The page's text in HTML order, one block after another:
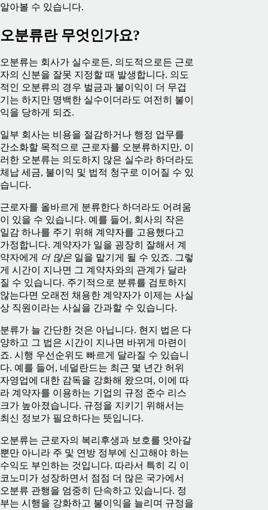
알아볼 수 있습니다.
오분류란 무엇인가요?
오분류는 회사가 실수로든, 의도적으로든 근로
자의 신분을 잘못 지정할 때 발생합니다. 의도
적인 오분류의 경우 벌금과 불이익이 더 무겁
기는 하지만 명백한 실수이더라도 여전히 불이
익을 당하게 되죠.
일부 회사는 비용을 절감하거나 행정 업무를
간소화할 목적으로 근로자를 오분류하지만, 이
러한 오분류는 의도하지 않은 실수라 하더라도
체납 세금, 불이익 및 법적 청구로 이어질 수 있
습니다.
근로자를 올바르게 분류한다 하더라도 어려움
이 있을 수 있습니다. 예를 들어, 회사의 작은
일감 하나를 주기 위해 계약자를 고용했다고
가정합니다. 계약자가 일을 굉장히 잘해서 계
약자에게
더 많은 일을 맡기게 될 수 있죠. 그렇
게 시간이 지나면 그 계약자와의 관계가 달라
질 수 있습니다. 주기적으로 분류를 검토하지
않는다면 오래전 채용한 계약자가 이제는 사실
상 직원이라는 사실을 간과할 수 있습니다.
분류가 늘 간단한 것은 아닙니다. 현지 법은 다
양하고 그 법은 시간이 지나면 바뀌게 마련이
죠. 시행 우선순위도 빠르게 달라질 수 있습니
다. 예를 들어, 네덜란드는 최근 몇 년간 허위
자영업에 대한 감독을 강화해 왔으며, 이에 따
라 계약자를 이용하는 기업의 규정 준수 리스
크가 높아졌습니다. 규정을 지키기 위해서는
최신 정보가 필요하다는 뜻입니다.
오분류는 근로자의 복리후생과 보호를 앗아갈
뿐만 아니라 주 및 연방 정부에 신고해야 하는
수익도 부인하는 것입니다. 따라서 특히 긱 이
코노미가 성장하면서 점점 더 많은 국가에서
오분류 관행을 엄중히 단속하고 있습니다. 정
부는 시행을 강화하고 불이익을 늘리며 규정을